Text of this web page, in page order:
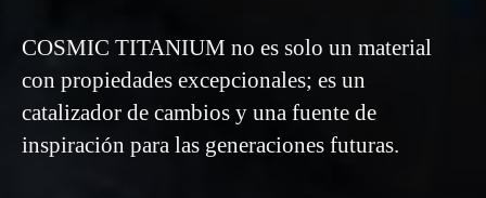
COSMIC TITANIUM no es solo un material
con propiedades excepcionales; es un
catalizador de cambios y una fuente de
inspiración para las generaciones futuras.